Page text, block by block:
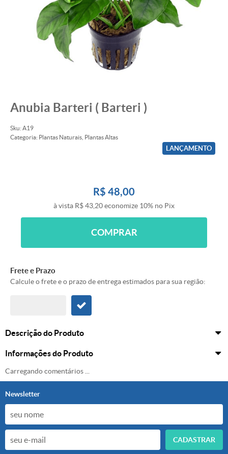
Anubia Barteri ( Barteri )
Sku: A19
Categoria: Plantas Naturais Plantas Altas
LANÇAMENTO
R$ 48,00
à vista R$ 43,20economize 10% no Pix
COMPRAR
Frete e Prazo
Calcule o frete e o prazo de entrega estimados para sua região:
Descrição do Produto
Informações do Produto
Carregando comentários ...
Newsletter
CADASTRAR